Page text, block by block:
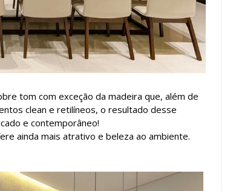
tom com exceção da madeira que, além de
clean e retilíneos, o resultado desse
e contemporâneo!
ainda mais atrativo e beleza ao ambiente.